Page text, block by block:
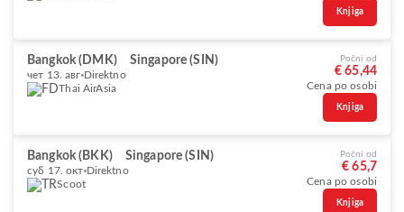
Knjiga
Bangkok (DMK) Singapore (SIN)
чет 13. авг Direktno
Thai AirAsia
Počni od
€ 65,44
Cena po osobi
Knjiga
Bangkok (BKK) Singapore (SIN)
суб 17. окт Direktno
Scoot
Počni od
€ 65,7
Cena po osobi
Knjiga